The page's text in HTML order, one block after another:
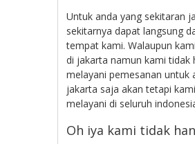
Untuk anda yang sekitaran
sekitarnya dapat langsung
tempat kami. Walaupun
di jakarta namun kami tidak
melayani pemesanan untuk
jakarta saja akan tetapi
melayani di seluruh
Oh iya kami tidak